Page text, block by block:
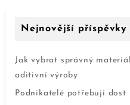
Nejnovější příspěvky
Jak vybrat správný
aditivní výroby
Podnikatelé potřebují dost